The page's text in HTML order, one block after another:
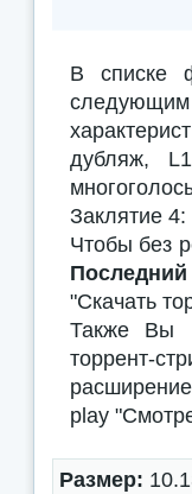
В списке
дубляж,
Заклятие
Чтобы без
"Скачать
Также Вы
торрент-
play
Размер: